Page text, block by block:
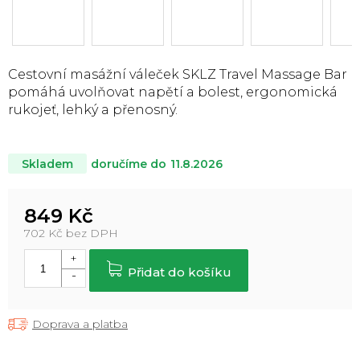
Skladem doručíme do 11.8.2026
849 Kč
702 Kč bez DPH
cena:
Přidat do košíku
Cestovní masážní váleček SKLZ Travel Massage Bar
pomáhá uvolňovat napětí a bolest, ergonomická
rukojeť, lehký a přenosný.
Doprava a platba